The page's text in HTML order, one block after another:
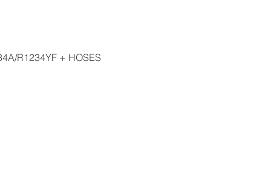
R1234YF + HOSES